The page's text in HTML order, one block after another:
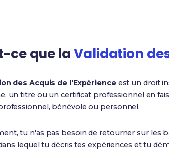
ce que laValidation
des Acquis de l'Expérienceest un droit
un titre ou un certificat professionnel en
bénévole ou personnel.
tu n'as pas besoin de retourner sur les
lequel tu décris tes expériences et tu